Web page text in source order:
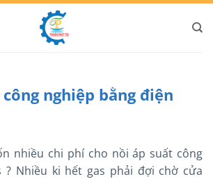
nghiệp bằng điện
nhiều chi phí cho nồi áp suất công
? Nhiều ki hết gas phải đợi chờ cửa